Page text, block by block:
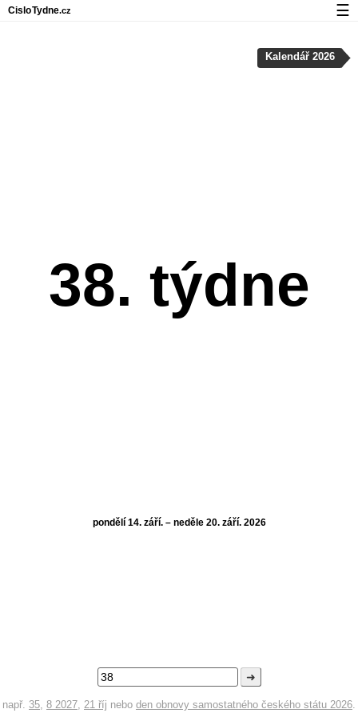
38. týdne
pondělí 14. září. – neděle 20. září. 2026
➜
např. 35, 8 2027, 21 říj nebo den obnovy samostatného českého státu 2026.
Kalendář 2026
CisloTydne.cz ☰